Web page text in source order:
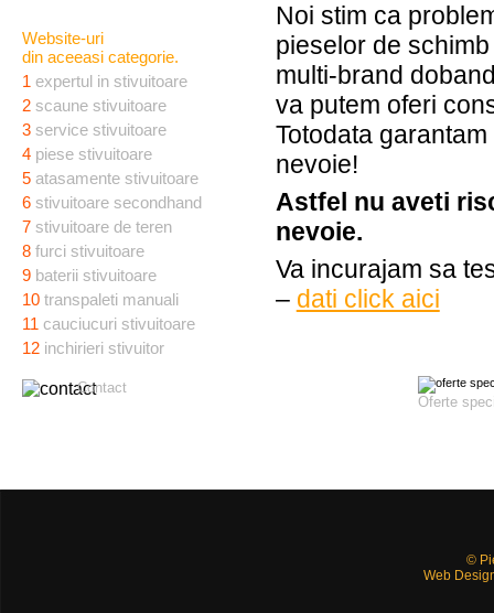
Website-uri
din aceeasi categorie.
1 expertul in stivuitoare
2 scaune stivuitoare
3 service stivuitoare
4 piese stivuitoare
5 atasamente stivuitoare
6 stivuitoare secondhand
7 stivuitoare de teren
8 furci stivuitoare
9 baterii stivuitoare
10 transpaleti manuali
11 cauciucuri stivuitoare
12 inchirieri stivuitor
Noi stim ca
pieselor de
multi-brand
va putem oferi
Totodata
nevoie!
Astfel nu aveti
nevoie.
Va incurajam sa
– dati click aici
Contact
Oferte
©
Web